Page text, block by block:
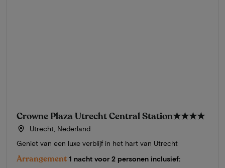
Crowne Plaza Utrecht Central Station★★★★
Utrecht, Nederland
Geniet van een luxe verblijf in het hart van Utrecht
Arrangement 1 nacht voor 2 personen inclusief: